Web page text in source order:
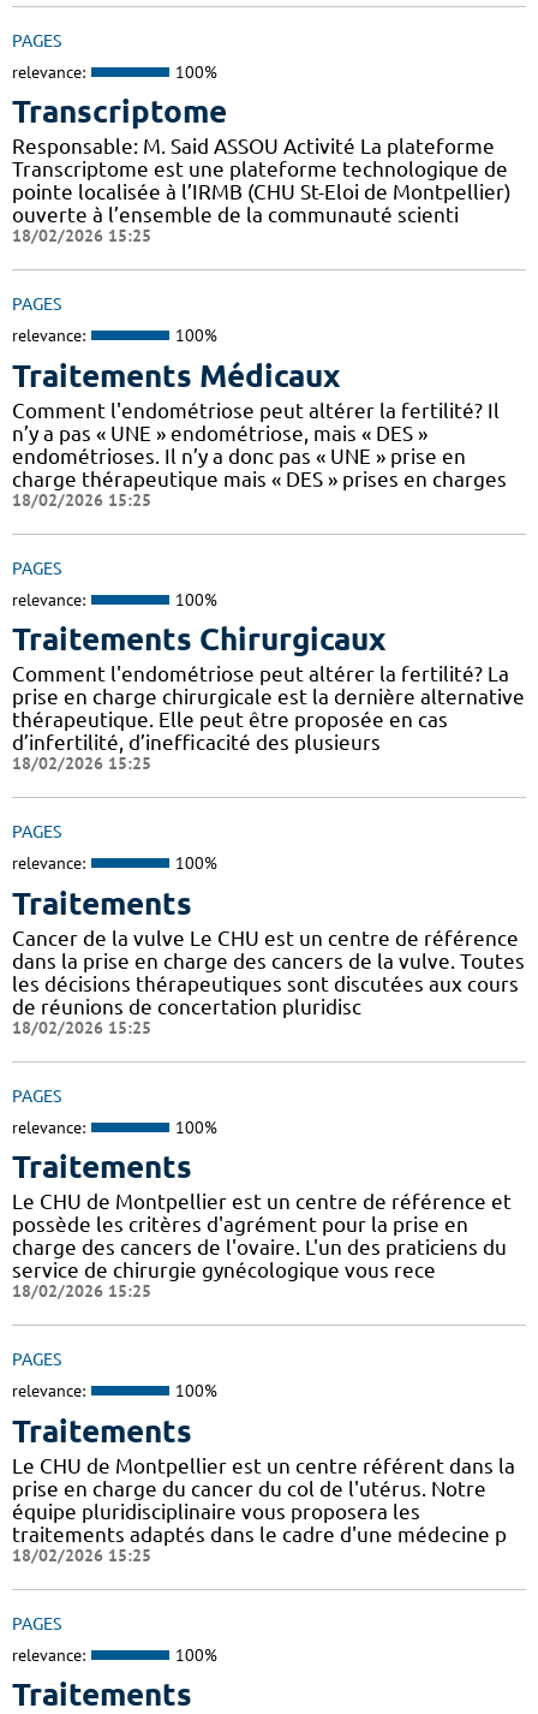
PAGES
relevance: 100%
Transcriptome
Responsable: M. Said ASSOU Activité La plateforme
Transcriptome est une plateforme technologique de
pointe localisée à l’IRMB (CHU St-Eloi de Montpellier)
ouverte à l’ensemble de la communauté scienti
18/02/2026 15:25
PAGES
relevance: 100%
Traitements Médicaux
Comment l'endométriose peut altérer la fertilité? Il
n’y a pas « UNE » endométriose, mais « DES »
endométrioses. Il n’y a donc pas « UNE » prise en
charge thérapeutique mais « DES » prises en charges
18/02/2026 15:25
PAGES
relevance: 100%
Traitements Chirurgicaux
Comment l'endométriose peut altérer la fertilité? La
prise en charge chirurgicale est la dernière alternative
thérapeutique. Elle peut être proposée en cas
d’infertilité, d’inefficacité des plusieurs
18/02/2026 15:25
PAGES
relevance: 100%
Traitements
Cancer de la vulve Le CHU est un centre de référence
dans la prise en charge des cancers de la vulve. Toutes
les décisions thérapeutiques sont discutées aux cours
de réunions de concertation pluridisc
18/02/2026 15:25
PAGES
relevance: 100%
Traitements
Le CHU de Montpellier est un centre de référence et
possède les critères d'agrément pour la prise en
charge des cancers de l'ovaire. L'un des praticiens du
service de chirurgie gynécologique vous rece
18/02/2026 15:25
PAGES
relevance: 100%
Traitements
Le CHU de Montpellier est un centre référent dans la
prise en charge du cancer du col de l'utérus. Notre
équipe pluridisciplinaire vous proposera les
traitements adaptés dans le cadre d'une médecine p
18/02/2026 15:25
PAGES
relevance: 100%
Traitements